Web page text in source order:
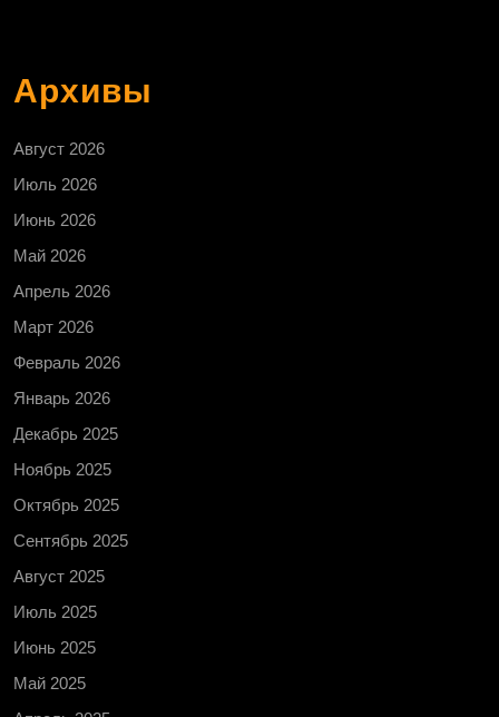
Архивы
Август 2026
Июль 2026
Июнь 2026
Май 2026
Апрель 2026
Март 2026
Февраль 2026
Январь 2026
Декабрь 2025
Ноябрь 2025
Октябрь 2025
Сентябрь 2025
Август 2025
Июль 2025
Июнь 2025
Май 2025